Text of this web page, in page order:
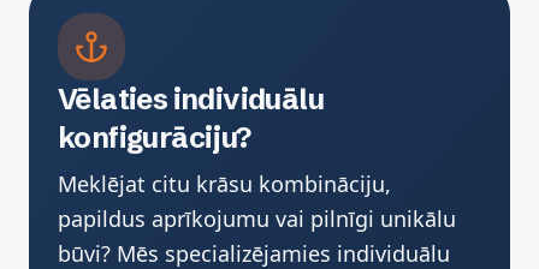
Vēlaties individuālu
konfigurāciju?
Meklējat citu krāsu kombināciju,
papildus aprīkojumu vai pilnīgi unikālu
būvi? Mēs specializējamies individuālu